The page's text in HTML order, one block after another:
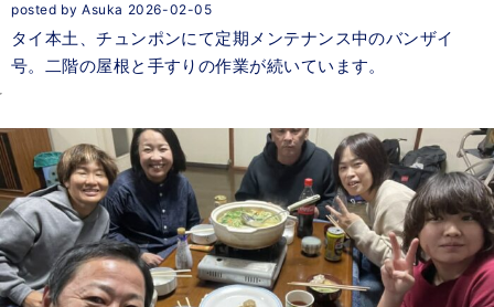
posted by Asuka 2026-02-05
タイ本土、チュンポンにて定期メンテナンス中のバンザイ
号。二階の屋根と手すりの作業が続いています。